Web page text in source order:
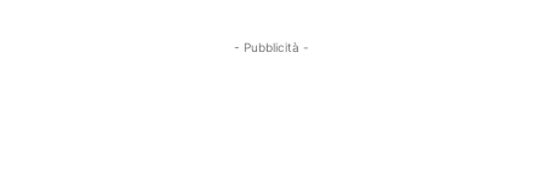
- Pubblicità -